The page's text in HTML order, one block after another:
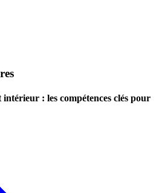
intérieur : les compétences clés pour